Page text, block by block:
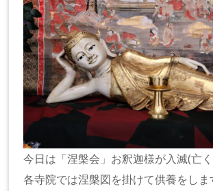
今日は「涅槃会」お釈迦様が入滅(亡く
各寺院では涅槃図を掛けて供養をし